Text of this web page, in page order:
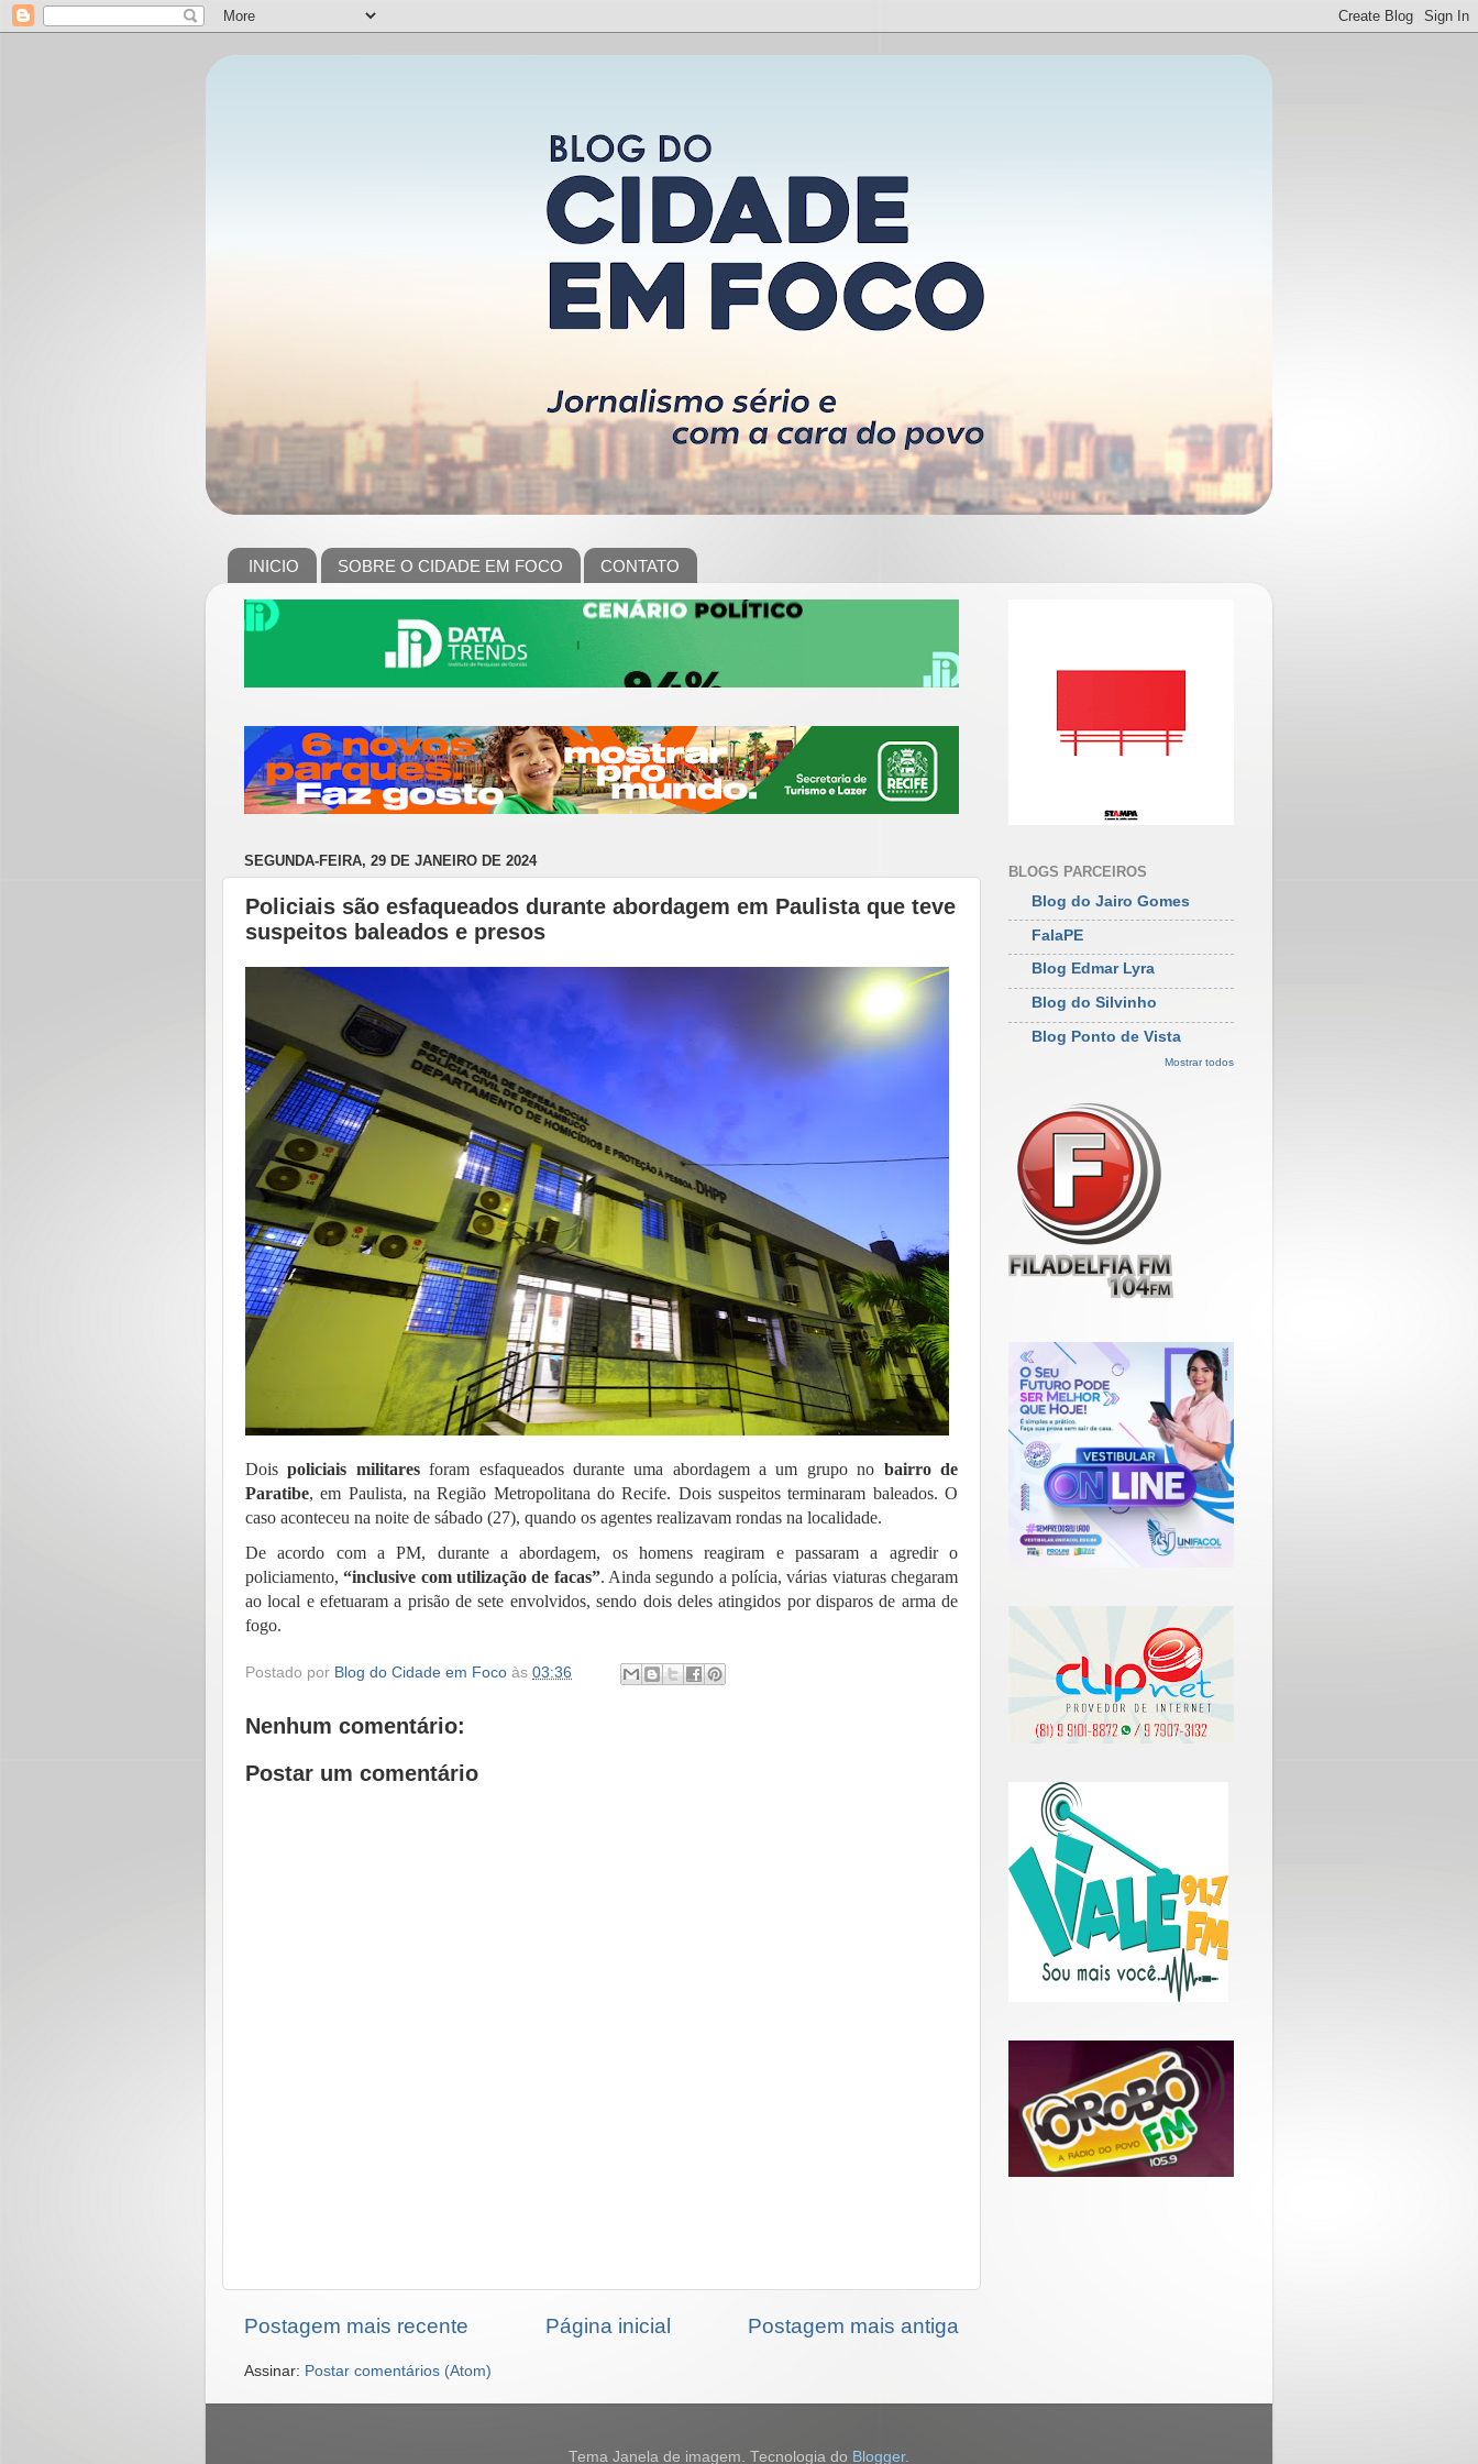
INICIO SOBRE O CIDADE EM FOCO CONTATO
SEGUNDA-FEIRA, 29 DE JANEIRO DE 2024
Policiais são esfaqueados durante abordagem em Paulista que teve
suspeitos baleados e presos
Doispoliciais militaresforam esfaqueados durante uma abordagem a um grupo no bairro de
Paratibe, em Paulista, na Região Metropolitana do Recife. Dois suspeitos terminaram baleados. O
caso aconteceu na noite de sábado (27), quando os agentes realizavam rondas na localidade.
De acordo com a PM, durante a abordagem, os homens reagiram e passaram a agredir o
policiamento,“inclusive com utilização de facas”. Ainda segundo a polícia, várias viaturas chegaram
ao local e efetuaram a prisão de sete envolvidos, sendo dois deles atingidos por disparos de arma de
fogo.
Postado por Blog do Cidade em Foco às 03:36
Nenhum comentário:
Postar um comentário
Postagem mais recente Postagem mais antiga
Página inicial
Assinar: Postar comentários (Atom)
BLOGS PARCEIROS
Blog do Jairo Gomes
FalaPE
Blog Edmar Lyra
Blog do Silvinho
Blog Ponto de Vista
Mostrar todos
Tema Janela de imagem. Tecnologia do Blogger.